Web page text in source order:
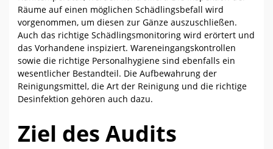
Räume auf einen möglichen Schädlingsbefall wird
vorgenommen, um diesen zur Gänze auszuschließen.
Auch das richtige Schädlingsmonitoring wird erörtert und
das Vorhandene inspiziert. Wareneingangskontrollen
sowie die richtige Personalhygiene sind ebenfalls ein
wesentlicher Bestandteil. Die Aufbewahrung der
Reinigungsmittel, die Art der Reinigung und die richtige
Desinfektion gehören auch dazu.
Ziel des Audits